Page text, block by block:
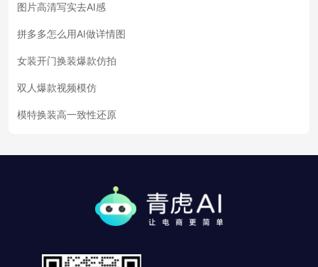
图片高清写实去AI感
拼多多怎么用AI做详情图
女装开门换装爆款仿拍
双人爆款视频模仿
模特换装高一致性还原